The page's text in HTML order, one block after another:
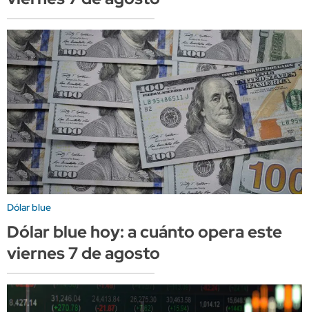
Dólar blue
Dólar blue hoy: a cuánto opera este
viernes 7 de agosto